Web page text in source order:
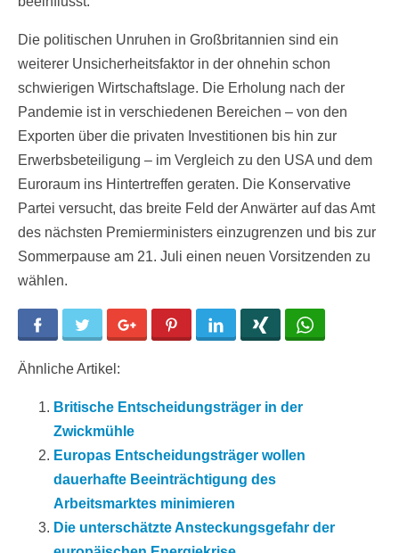
Die politischen Unruhen in Großbritannien sind ein
weiterer Unsicherheitsfaktor in der ohnehin schon
schwierigen Wirtschaftslage. Die Erholung nach der
Pandemie ist in verschiedenen Bereichen – von den
Exporten über die privaten Investitionen bis hin zur
Erwerbsbeteiligung – im Vergleich zu den USA und dem
Euroraum ins Hintertreffen geraten. Die Konservative
Partei versucht, das breite Feld der Anwärter auf das Amt
des nächsten Premierministers einzugrenzen und bis zur
Sommerpause am 21. Juli einen neuen Vorsitzenden zu
wählen.
Facebook Twitter Google+ Pinterest LinkedIn
Ähnliche Artikel:
Britische Entscheidungsträger in der
Zwickmühle
Europas Entscheidungsträger wollen
dauerhafte Beeinträchtigung des
Arbeitsmarktes minimieren
Die unterschätzte Ansteckungsgefahr der